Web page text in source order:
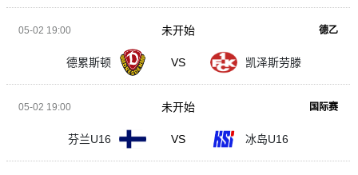
05-02 19:00 德乙
德累斯顿 VS 凯泽斯劳滕
未开始
05-02 19:00 国际赛
芬兰U16 VS 冰岛U16
未开始